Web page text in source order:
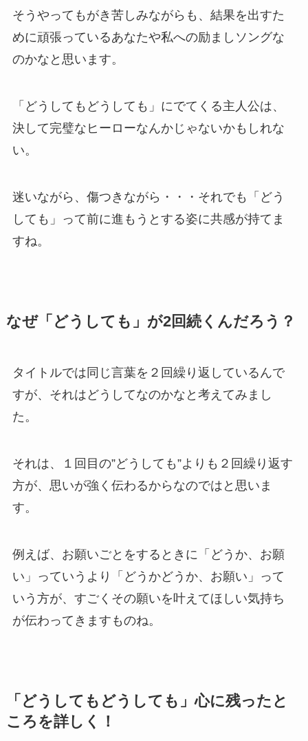
そうやってもがき苦しみながらも、結果を出すた
めに頑張っているあなたや私への励ましソングな
のかなと思います。
「どうしてもどうしても」にでてくる主人公は、
決して完璧なヒーローなんかじゃないかもしれな
い。
迷いながら、傷つきながら・・・それでも「どう
しても」って前に進もうとする姿に共感が持てま
すね。
なぜ「どうしても」が2回続くんだろう？
タイトルでは同じ言葉を２回繰り返しているんで
すが、それはどうしてなのかなと考えてみまし
た。
それは、１回目の”どうしても”よりも２回繰り返す
方が、思いが強く伝わるからなのではと思いま
す。
例えば、お願いごとをするときに「どうか、お願
い」っていうより「どうかどうか、お願い」って
いう方が、すごくその願いを叶えてほしい気持ち
が伝わってきますものね。
「どうしてもどうしても」心に残ったと
ころを詳しく！